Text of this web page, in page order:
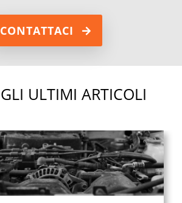
CONTATTACI
GLI ULTIMI ARTICOLI